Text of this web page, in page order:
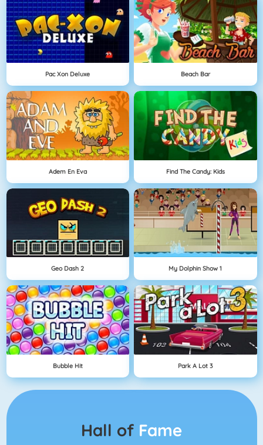
Pac Xon Deluxe Beach Bar
Adem En Eva Find The Candy: Kids
Geo Dash 2 My Dolphin Show 1
Bubble Hit Park A Lot 3
Hall of Fame